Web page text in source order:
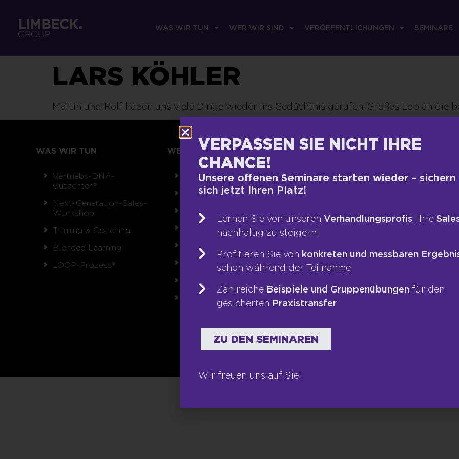
WAS WIR TUN WER WIR SIND VERÖFFENTLICHUNGEN SEMINARE
LARS KÖHLER
Martin und Rolf haben uns viele Dinge wieder ins Gedächtnis gerufen. Großes Lob an die
WAS WIR TUN
Vertriebs-DNA-
Gutachten®
Next-Generation-Sales-
Workshop
Training & Coaching
Blended Learning
LOOP-Prozess®
WER WIR SIND
Team
Unsere Werte
Auszeichnungen
Referenzen
Karriere
RECHTLICHES
Impressum
Kontakt
Presse
VERPASSEN SIE NICHT IHRE
CHANCE!
Unsere offenen Seminare starten wieder – sichern
sich jetzt Ihren Platz!
Lernen Sie von unserenVerhandlungsprofis, Ihre
nachhaltig zu steigern!
Profitieren Sie von konkreten und messbaren
schon während der Teilnahme!
Zahlreiche Beispiele und Gruppenübungen für den
gesicherten Praxistransfer
ZU DEN SEMINAREN
Wir freuen uns auf Sie!